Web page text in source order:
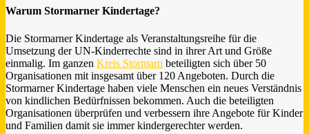
Warum Stormarner Kindertage?
Die Stormarner Kindertage als Veranstaltungsreihe für die
Umsetzung der UN-Kinderrechte sind in ihrer Art und Größe
einmalig. Im ganzen Kreis Stormarn beteiligten sich über 50
Organisationen mit insgesamt über 120 Angeboten. Durch die
Stormarner Kindertage haben viele Menschen ein neues Verständnis
von kindlichen Bedürfnissen bekommen. Auch die beteiligten
Organisationen überprüfen und verbessern ihre Angebote für Kinder
und Familien damit sie immer kindergerechter werden.